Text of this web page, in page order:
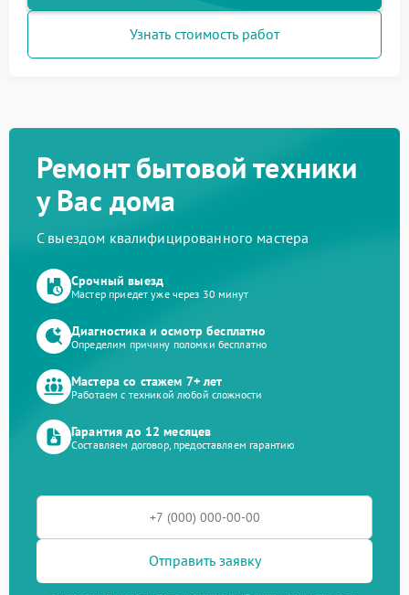
Узнать стоимость работ
Ремонт бытовой техники
у Вас дома
С выездом квалифицированного мастера
Срочный выезд
Мастер приедет уже через 30 минут
Диагностика и осмотр бесплатно
Определим причину поломки бесплатно
Мастера со стажем 7+ лет
Работаем с техникой любой сложности
Гарантия до 12 месяцев
Составляем договор, предоставляем гарантию
Отправить заявку